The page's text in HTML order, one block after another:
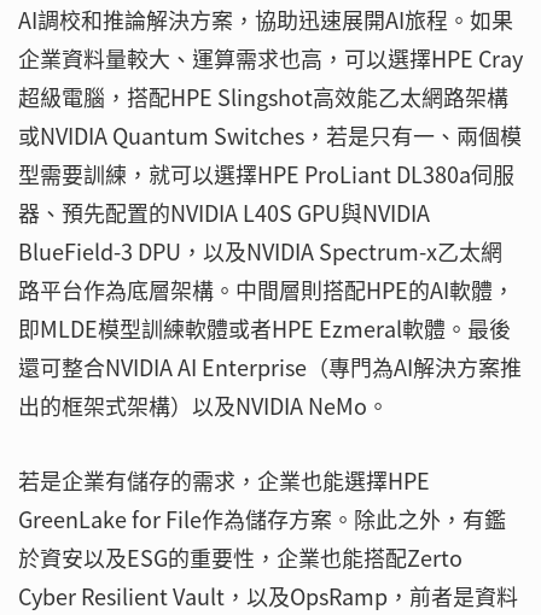
AI調校和推論解決方案，協助迅速展開AI旅程。如果
企業資料量較大、運算需求也高，可以選擇HPE Cray
超級電腦，搭配HPE Slingshot高效能乙太網路架構
或NVIDIA Quantum Switches，若是只有一、兩個模
型需要訓練，就可以選擇HPE ProLiant DL380a伺服
器、預先配置的NVIDIA L40S GPU與NVIDIA
BlueField-3 DPU，以及NVIDIA Spectrum-x乙太網
路平台作為底層架構。中間層則搭配HPE的AI軟體，
即MLDE模型訓練軟體或者HPE Ezmeral軟體。最後
還可整合NVIDIA AI Enterprise（專門為AI解決方案推
出的框架式架構）以及NVIDIA NeMo。
若是企業有儲存的需求，企業也能選擇HPE
GreenLake for File作為儲存方案。除此之外，有鑑
於資安以及ESG的重要性，企業也能搭配Zerto
Cyber Resilient Vault，以及OpsRamp，前者是資料